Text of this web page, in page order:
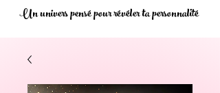
Un univers pensé pour révéler ta personnalité